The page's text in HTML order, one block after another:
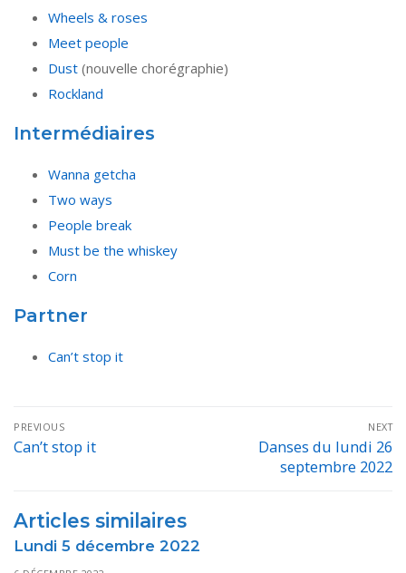
Wheels & roses
Meet people
Dust (nouvelle chorégraphie)
Rockland
Intermédiaires
Wanna getcha
Two ways
People break
Must be the whiskey
Corn
Partner
Can’t stop it
Navigation
de
PREVIOUS
Previous
Can’t stop it
NEXT
Next
post:
Danses du lundi 26
septembre 2022
Articles similaires
Lundi 5 décembre 2022